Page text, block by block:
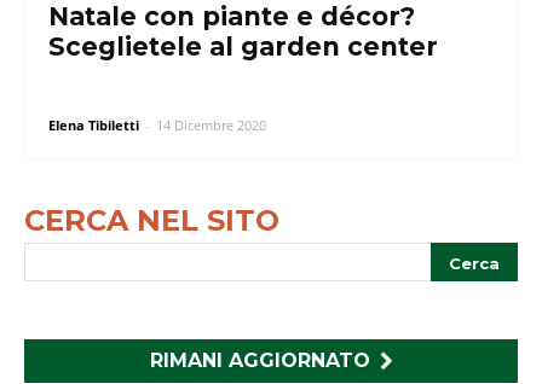
Natale con piante e décor?
Sceglietele al garden center
Elena Tibiletti - 14 Dicembre 2020
CERCA NEL SITO
RIMANI AGGIORNATO